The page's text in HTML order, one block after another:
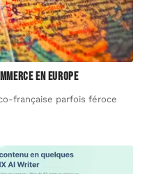
en Europe
française parfois féroce